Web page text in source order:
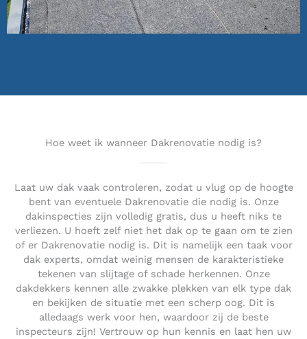
Hoe weet ik wanneer Dakrenovatie nodig is?
Laat uw dak vaak controleren, zodat u vlug op de hoogte
bent van eventuele Dakrenovatie die nodig is. Onze
dakinspecties zijn volledig gratis, dus u heeft niks te
verliezen. U hoeft zelf niet het dak op te gaan om te zien
of er Dakrenovatie nodig is. Dit is namelijk een taak voor
dak experts, omdat weinig mensen de karakteristieke
tekenen van slijtage of schade herkennen. Onze
dakdekkers kennen alle zwakke plekken van elk type dak
en bekijken de situatie met een scherp oog. Dit is
alledaags werk voor hen, waardoor zij de beste
inspecteurs zijn! Vertrouw op hun kennis en laat hen uw